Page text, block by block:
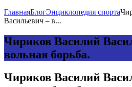
ГлавнаяБлогЭнциклопедия спорта
Васильевич – в...
Чириков Василий
вольная борьба.
Чириков Василий